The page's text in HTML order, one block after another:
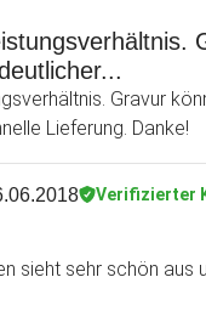
Gravur
Lieferung. Danke!
Verifizierter
sieht sehr schön aus